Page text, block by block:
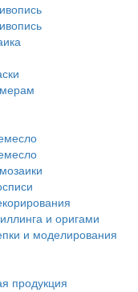
и оригами
и моделирования
продукция